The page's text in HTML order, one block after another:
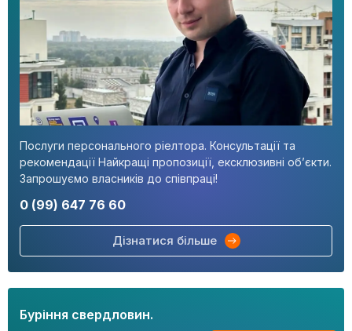
Послуги персонального ріелтора. Консультації та
рекомендації Найкращі пропозиції, ексклюзивні об’єкти.
Запрошуємо власників до співпраці!
0 (99) 647 76 60
Дізнатися більше
Буріння свердловин.